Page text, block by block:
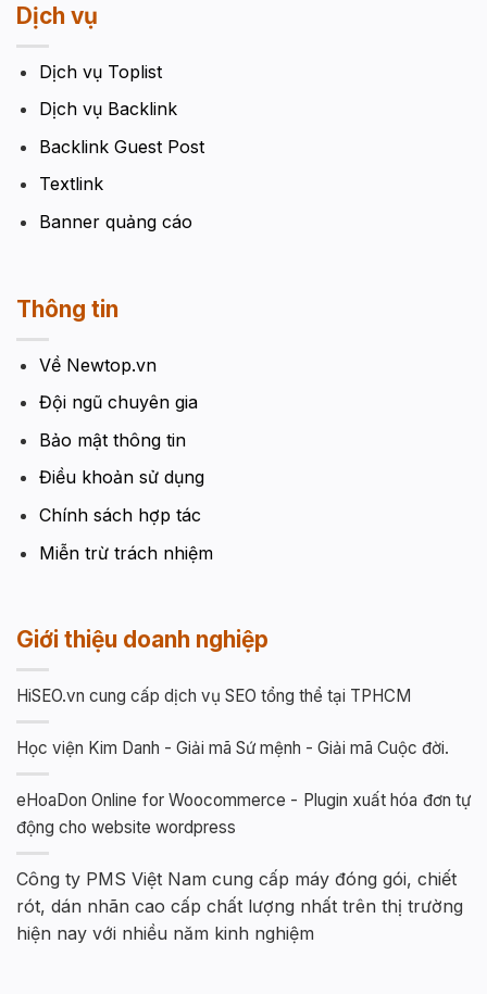
Dịch vụ
Dịch vụ Toplist
Dịch vụ Backlink
Backlink Guest Post
Textlink
Banner quảng cáo
Thông tin
Về Newtop.vn
Đội ngũ chuyên gia
Bảo mật thông tin
Điều khoản sử dụng
Chính sách hợp tác
Miễn trừ trách nhiệm
Giới thiệu doanh nghiệp
HiSEO.vn cung cấp dịch vụ SEO tổng thể tại TPHCM
Học viện Kim Danh - Giải mã Sứ mệnh - Giải mã Cuộc đời.
eHoaDon Online for Woocommerce - Plugin xuất hóa đơn tự
động cho website wordpress
Công ty PMS Việt Nam cung cấp máy đóng gói, chiết
rót, dán nhãn cao cấp chất lượng nhất trên thị trường
hiện nay với nhiều năm kinh nghiệm